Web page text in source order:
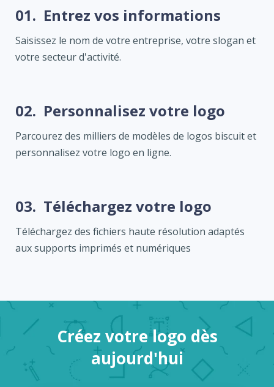
01. Entrez vos informations
Saisissez le nom de votre entreprise, votre slogan et
votre secteur d'activité.
02. Personnalisez votre logo
Parcourez des milliers de modèles de logos biscuit et
personnalisez votre logo en ligne.
03. Téléchargez votre logo
Téléchargez des fichiers haute résolution adaptés
aux supports imprimés et numériques
Créez votre logo dès
aujourd'hui